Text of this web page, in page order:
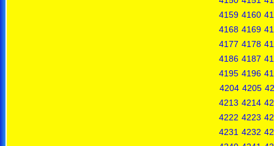
4159 4160
4168 4169
4177 4178
4186 4187
4195 4196
4204 4205
4213 4214
4222 4223
4231 4232